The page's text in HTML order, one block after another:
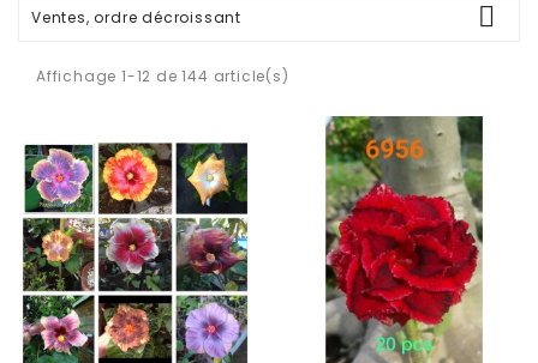
Ventes, ordre décroissant 
Affichage 1-12 de 144 article(s)